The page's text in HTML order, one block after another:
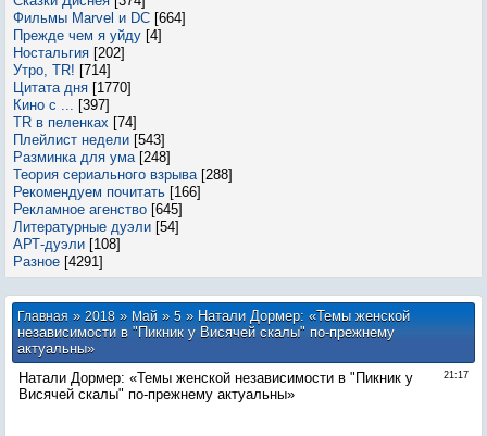
Фильмы Marvel и DC [664]
Прежде чем я уйду [4]
Ностальгия [202]
Утро, TR! [714]
Цитата дня [1770]
Кино с ... [397]
TR в пеленках [74]
Плейлист недели [543]
Разминка для ума [248]
Теория сериального взрыва [288]
Рекомендуем почитать [166]
Рекламное агенство [645]
Литературные дуэли [54]
АРТ-дуэли [108]
Разное [4291]
Главная » 2018 » Май » 5 » Натали Дормер: «Темы женской
независимости в "Пикник у Висячей скалы" по-прежнему
актуальны»
21:17
Натали Дормер: «Темы женской независимости в "Пикник у
Висячей скалы" по-прежнему актуальны»